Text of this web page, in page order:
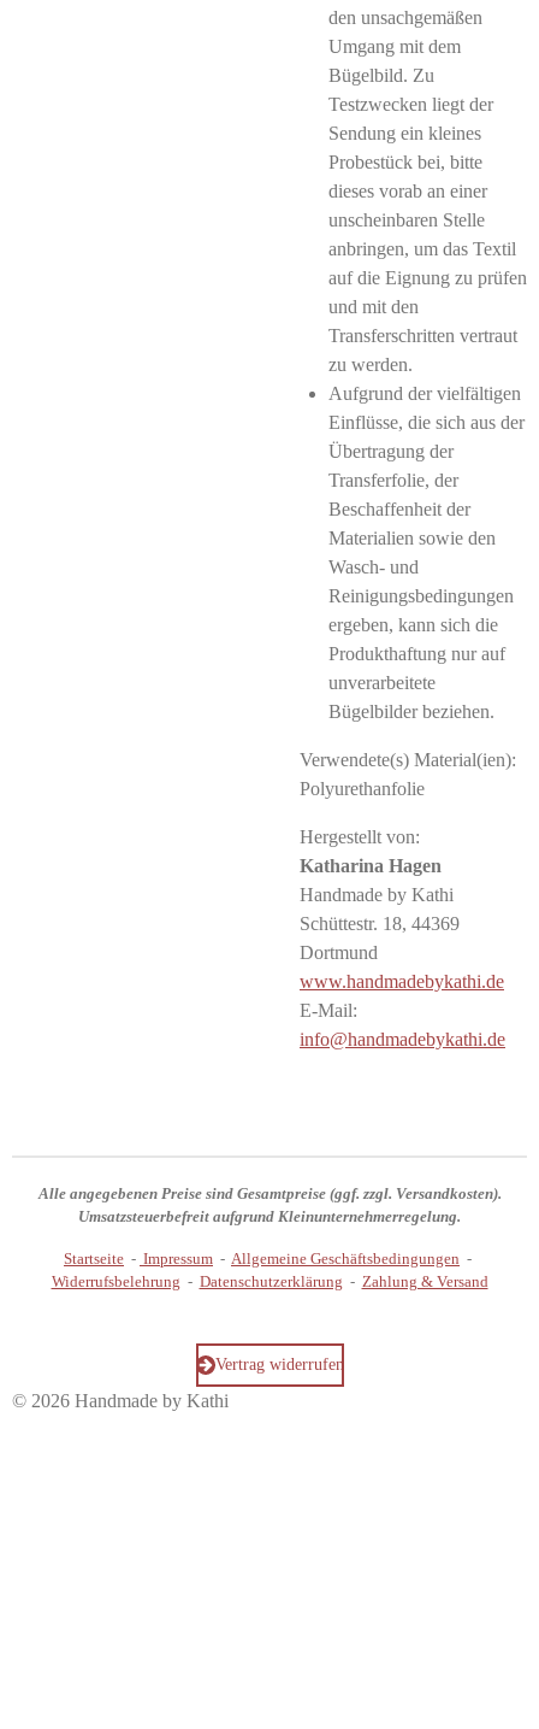
den unsachgemäßen
Umgang mit dem
Bügelbild. Zu
Testzwecken liegt der
Sendung ein kleines
Probestück bei, bitte
dieses vorab an einer
unscheinbaren Stelle
anbringen, um das Textil
auf die Eignung zu prüfen
und mit den
Transferschritten vertraut
zu werden.
Aufgrund der vielfältigen
Einflüsse, die sich aus der
Übertragung der
Transferfolie, der
Beschaffenheit der
Materialien sowie den
Wasch- und
Reinigungsbedingungen
ergeben, kann sich die
Produkthaftung nur auf
unverarbeitete
Bügelbilder beziehen.
Verwendete(s) Material(ien):
Polyurethanfolie
Hergestellt von:
Katharina Hagen
Handmade by Kathi
Schüttestr. 18, 44369
Dortmund
www.handmadebykathi.de
E-Mail:
info@handmadebykathi.de
Alle angegebenen Preise sind Gesamtpreise(ggf. zzgl. Versandkosten).
Umsatzsteuerbefreit aufgrund Kleinunternehmerregelung.
Startseite - Impressum - Allgemeine Geschäftsbedingungen -
Widerrufsbelehrung - Datenschutzerklärung - Zahlung & Versand
Vertrag widerrufen
© 2026 Handmade by Kathi